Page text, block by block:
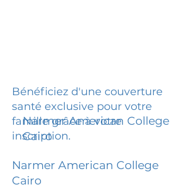
Bénéficiez d'une couverture
santé exclusive pour votre
famille grâce à votre
inscription.
Narmer American College
Cairo
Narmer American College
Cairo